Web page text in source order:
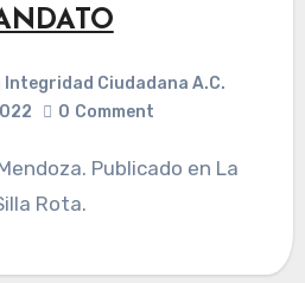
Integridad Ciudadana A.C.
0 Comment
Rota.